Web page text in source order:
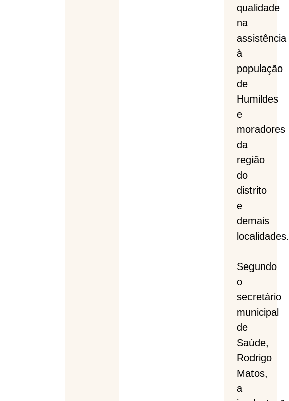
qualidade
na
assistência
à
população
de
Humildes
e
moradores
da
região
do
distrito
e
demais
localidades.
Segundo
o
secretário
municipal
de
Saúde,
Rodrigo
Matos,
a